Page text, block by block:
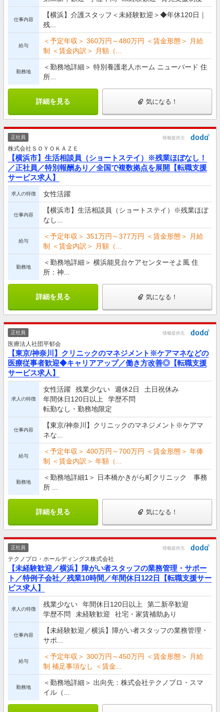
仕事内容
【横浜】介護スタッフ＜未経験歓迎＞◆年休120日｜
残...
給与
＜予定年収＞ 360万円～480万円 ＜賃金形態＞ 月給
制 ＜賃金内訳＞ 月額（...
勤務地
＜勤務地詳細＞ 特別養護老人ホーム ニューバード 住
所...
詳細を見る 気になる！
正社員 情報提供元
株式会社ＳＯＹＯＫＡＺＥ
【横浜市】生活相談員（ショートステイ）※残業ほぼなし！
／正社員／特別報酬あり／全国で複数拠点を展開【転職支援
サービス求人】
求人の特徴 女性活躍
仕事内容
【横浜市】生活相談員（ショートステイ）※残業ほぼ
なし...
給与
＜予定年収＞ 351万円～377万円 ＜賃金形態＞ 月給
制 ＜賃金内訳＞ 月額（...
勤務地
＜勤務地詳細＞ 横浜能見台ケアセンターそよ風 住
所：神...
詳細を見る 気になる！
正社員 情報提供元
医療法人社団平郁会
【東京/神奈川】クリニックのマネジメント※ケアマネなどの
医療従事者歓迎◆キャリアアップ／働き方改善◎【転職支援
サービス求人】
求人の特徴
女性活躍 残業少ない 週休2日
土日祝休み
年間休日120日以上
学歴不問
転勤なし・勤務地限定
仕事内容
【東京/神奈川】クリニックのマネジメント※ケアマ
ネな...
給与
＜予定年収＞ 400万円～700万円 ＜賃金形態＞ 年俸
制 ＜賃金内訳＞ 年額（...
勤務地
＜勤務地詳細1＞ 日本橋かきがら町クリニック 事務
所 ...
詳細を見る 気になる！
正社員 情報提供元
テクノプロ・ホールディングス株式会社
【未経験歓迎／横浜】障がい者スタッフの業務管理・サポー
ト／特例子会社／残業10時間／年間休日122日【転職支援サー
ビス求人】
求人の特徴
残業少ない 年間休日120日以上
第二新卒歓迎
学歴不問
未経験歓迎 社宅・家賃補助あり
仕事内容
【未経験歓迎／横浜】障がい者スタッフの業務管理・
サポ...
給与
＜予定年収＞ 300万円～450万円 ＜賃金形態＞ 月給
制 補足事項なし ＜賃金...
勤務地
＜勤務地詳細＞ 出向先：株式会社テクノプロ・スマ
イル（...